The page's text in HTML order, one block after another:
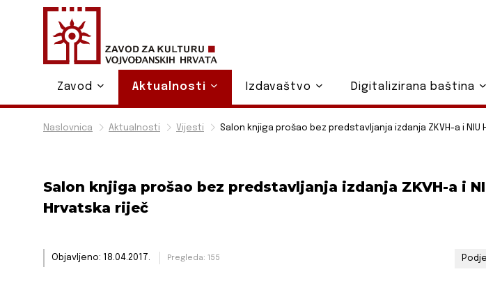
Naslovnica Aktualnosti Vijesti Salon knjiga prošao bez predstavljanja izdanja ZKVH-a i NIU
Salon knjiga prošao bez predstavljanja izdanja ZKVH-a i
Hrvatska riječ
Objavljeno: 18.04.2017. Pregleda: 155
Zavod Aktualnosti Izdavaštvo Digitalizirana baština